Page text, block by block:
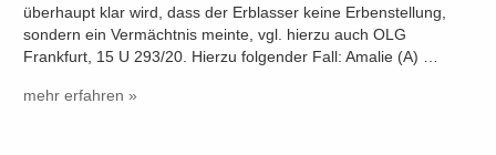
überhaupt klar wird, dass der Erblasser keine Erbenstellung,
sondern ein Vermächtnis meinte, vgl. hierzu auch OLG
Frankfurt, 15 U 293/20. Hierzu folgender Fall: Amalie (A) …
mehr erfahren »